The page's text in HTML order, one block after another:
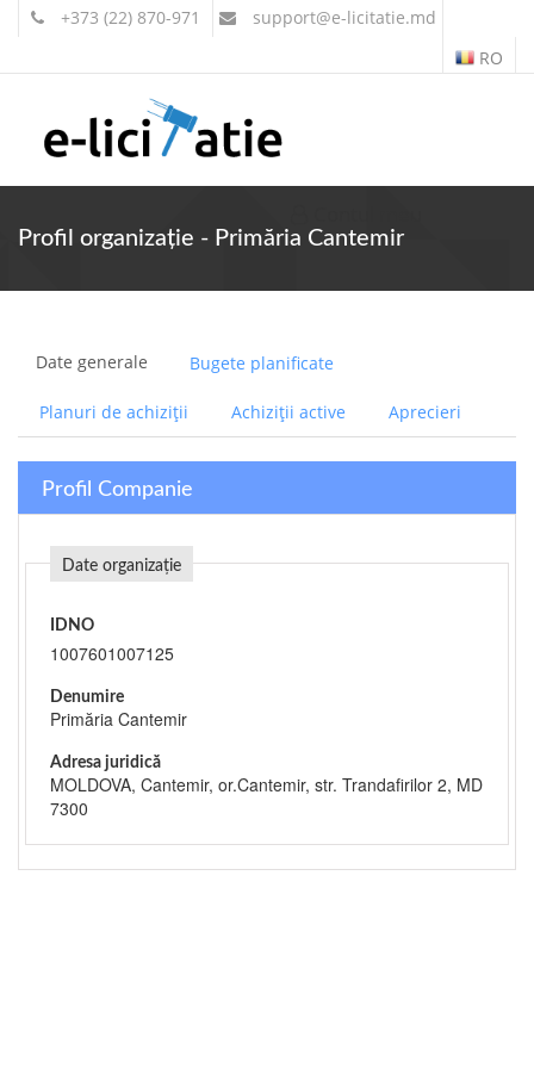
+373 (22) 870-971 support@e-licitatie.md
RO
Profil organizație - Primăria Cantemir
Date generale Bugete planificate
Planuri de achiziții Achiziții active Aprecieri
Profil Companie
Date organizație
IDNO
1007601007125
Denumire
Primăria Cantemir
Adresa juridică
MOLDOVA, Cantemir, or.Cantemir, str. Trandafirilor 2, MD
7300